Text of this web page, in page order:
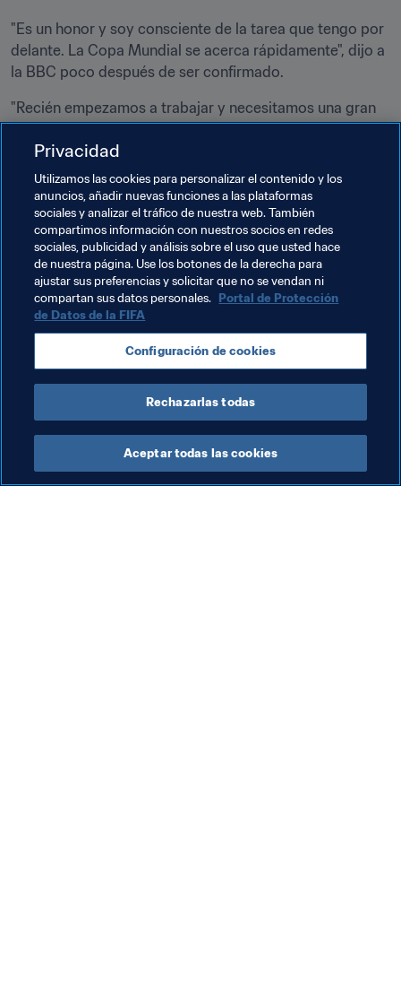
"Es un honor y soy consciente de la tarea que tengo por
delante. La Copa Mundial se acerca rápidamente", dijo a
la BBC poco después de ser confirmado.
"Recién empezamos a trabajar y necesitamos una gran
preparación antes de Francia. Queremos hacerlo mejor
que en 2015, y creemos que disponemos de lo necesario
para lograrlo".
Camerún alcanzó los octavos de final en su debut
mundialista en 2015. Cuatro años después, Canadá
Nueva Zelanda y los Países Bajos serán sus rivales en
el Grupo E de Francia 2019.
Camerún 6-0 Ecuador
Primer encuentro de las Leonas Indomables en una Copa
Privacidad
Utilizamos las cookies para personalizar el contenido y los
anuncios, añadir nuevas funciones a las plataformas
sociales y analizar el tráfico de nuestra web. También
compartimos información con nuestros socios en redes
sociales, publicidad y análisis sobre el uso que usted hace
de nuestra página. Use los botones de la derecha para
ajustar sus preferencias y solicitar que no se vendan ni
compartan sus datos personales. Portal de Protección
de Datos de la FIFA
Configuración de cookies
Rechazarlas todas
Aceptar todas las cookies